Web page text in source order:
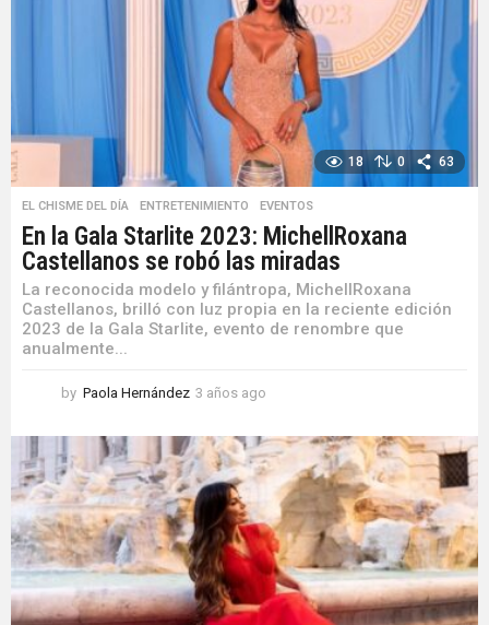
a
g
o
18 0 63
EL CHISME DEL DÍA ,ENTRETENIMIENTO ,EVENTOS
En la Gala Starlite 2023: MichellRoxana
Castellanos se robó las miradas
La reconocida modelo y filántropa, MichellRoxana
Castellanos, brilló con luz propia en la reciente edición
2023 de la Gala Starlite, evento de renombre que
anualmente...
by Paola Hernández 3 años ago
ñ
o
s
g
o